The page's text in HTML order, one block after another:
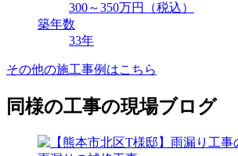
300～350万円（税込）
築年数
33年
その他の施工事例はこちら
同様の工事の現場ブログ